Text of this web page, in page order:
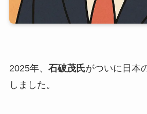
2025年、 石破茂氏がついに日本
しました。